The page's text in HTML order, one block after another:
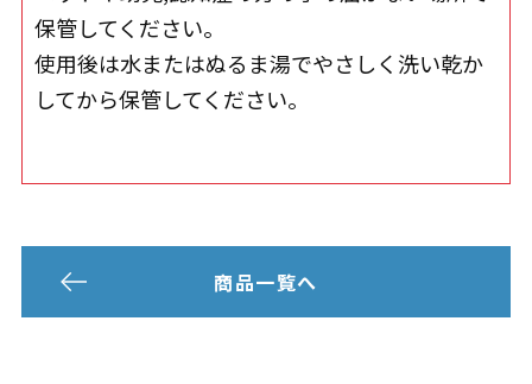
保管してください。
使用後は水またはぬるま湯でやさしく洗い乾か
してから保管してください。
商品一覧へ